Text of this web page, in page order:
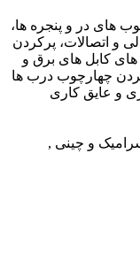
های در و پنجره ها،
و اتصالات، پرکردن
کابل های برق و
چهارچوب درب ها
و عایق کاری
و چینی ,